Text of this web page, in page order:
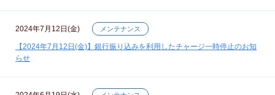
2024年7月12日(金) メンテナンス
【2024年7月12日(金)】銀行振り込みを利用したチャージ一時停止のお知
らせ